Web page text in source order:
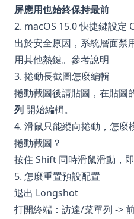
屏應用也始終保持最前
2. macOS 15.0 快捷鍵設定
出於安全原因，系統層面
用其他熱鍵。 參考說明
3. 捲動長截圖怎麼編輯
捲動截圖後請貼圖，在貼圖
列 開始編輯。
4. 滑鼠只能縱向捲動，怎麼
捲動截圖？
按住 Shift 同時滑鼠滑動，即
5. 怎麼重置預設配置
退出 Longshot
打開終端：訪達/菜單列 ->